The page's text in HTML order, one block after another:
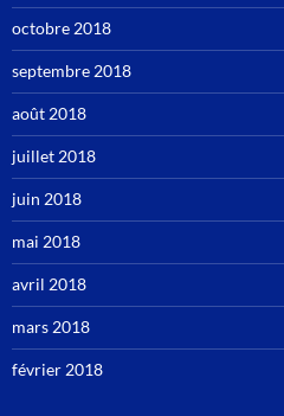
octobre 2018
septembre 2018
août 2018
juillet 2018
juin 2018
mai 2018
avril 2018
mars 2018
février 2018